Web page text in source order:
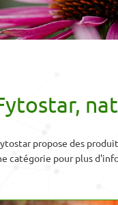
propose des
catégorie pour plus